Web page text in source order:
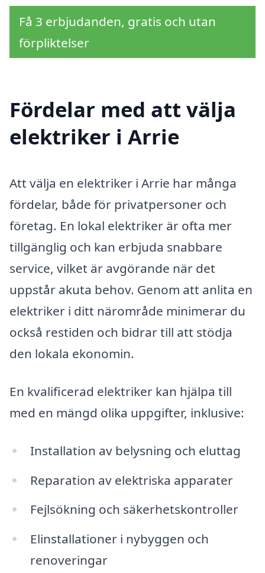
Få 3 erbjudanden, gratis och utan
förpliktelser
Fördelar med att välja
elektriker i Arrie
Att välja en elektriker i Arrie har många
fördelar, både för privatpersoner och
företag. En lokal elektriker är ofta mer
tillgänglig och kan erbjuda snabbare
service, vilket är avgörande när det
uppstår akuta behov. Genom att anlita en
elektriker i ditt närområde minimerar du
också restiden och bidrar till att stödja
den lokala ekonomin.
En kvalificerad elektriker kan hjälpa till
med en mängd olika uppgifter, inklusive:
Installation av belysning och eluttag
Reparation av elektriska apparater
Fejlsökning och säkerhetskontroller
Elinstallationer i nybyggen och
renoveringar